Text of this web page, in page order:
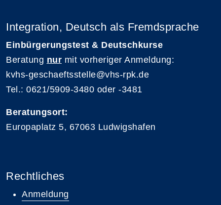
Integration, Deutsch als Fremdsprache
Einbürgerungstest & Deutschkurse
Beratung nur mit vorheriger Anmeldung:
kvhs-geschaeftsstelle@vhs-rpk.de
Tel.: 0621/5909-3480 oder -3481
Beratungsort:
Europaplatz 5, 67063 Ludwigshafen
Rechtliches
Anmeldung